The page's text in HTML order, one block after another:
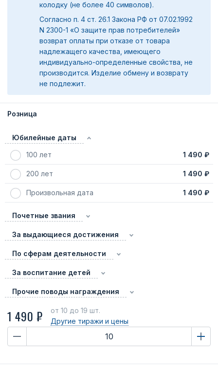
колодку (не более 40 символов).
Согласно п. 4 ст. 26.1 Закона РФ от 07.02.1992
N 2300-1 «О защите прав потребителей»
возврат оплаты при отказе от товара
надлежащего качества, имеющего
индивидуально-определенные свойства, не
производится. Изделие обмену и возврату
не подлежит.
Розница
Юбилейные даты
100 лет 1 490 ₽
200 лет 1 490 ₽
Произвольная дата 1 490 ₽
Почетные звания
За выдающиеся достижения
По сферам деятельности
За воспитание детей
Прочие поводы награждения
1 490 ₽ от 10до 19 шт.
Другие тиражии цены